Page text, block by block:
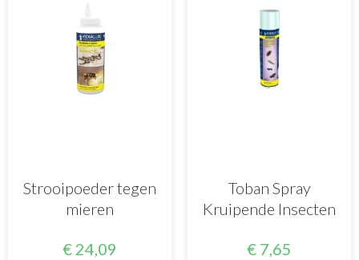
Strooipoeder tegen
mieren
€ 24,09
Toban Spray
Kruipende Insecten
€ 7,65